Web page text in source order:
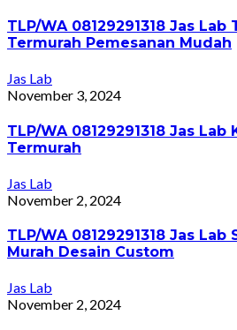
TLP/WA 08129291318 Jas
Termurah Pemesanan Mudah
Jas Lab
November 3, 2024
TLP/WA 08129291318 Jas Lab
Termurah
Jas Lab
November 2, 2024
TLP/WA 08129291318 Jas
Murah Desain Custom
Jas Lab
November 2, 2024